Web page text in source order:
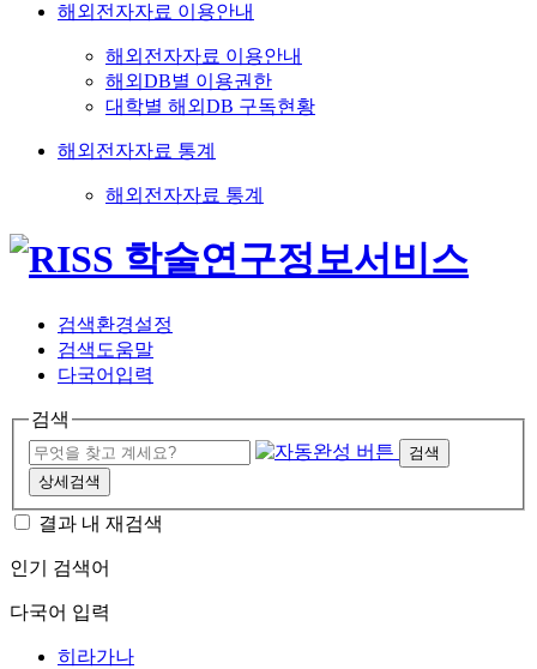
해외전자자료 이용안내
해외전자자료 이용안내
해외DB별 이용권한
대학별 해외DB 구독현황
해외전자자료 통계
해외전자자료 통계
검색환경설정
검색도움말
다국어입력
검색
검색
상세검색
결과 내 재검색
인기 검색어
다국어 입력
히라가나